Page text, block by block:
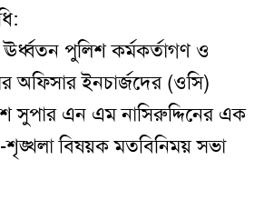
পুলিশ কর্মকর্তাগণ ও
অফিসার ইনচার্জদের (ওসি)
সুপার এন এম নাসিরুদ্দিনের এক
বিষয়ক মতবিনিময় সভা